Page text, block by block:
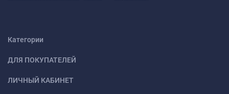
Категории
ДЛЯ ПОКУПАТЕЛЕЙ
ЛИЧНЫЙ КАБИНЕТ